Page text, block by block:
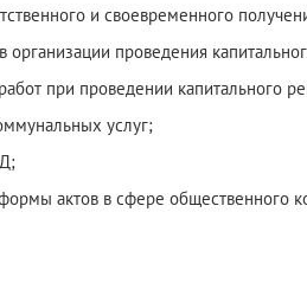
и своевременного
организации проведения
при проведении капитального
услуг;
актов в сфере общественного